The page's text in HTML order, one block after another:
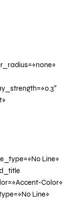
Line»
Color»
Line»